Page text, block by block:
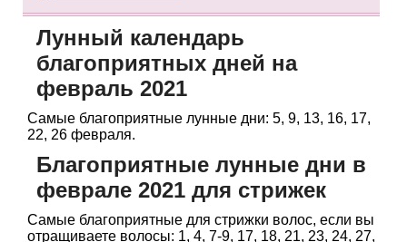
Лунный календарь
благоприятных дней на
февраль 2021
Самые благоприятные лунные дни: 5, 9, 13, 16, 17,
22, 26 февраля.
Благоприятные лунные дни в
феврале 2021 для стрижек
Самые благоприятные для стрижки волос, если вы
отращиваете волосы: 1, 4, 7-9, 17, 18, 21, 23, 24, 27,